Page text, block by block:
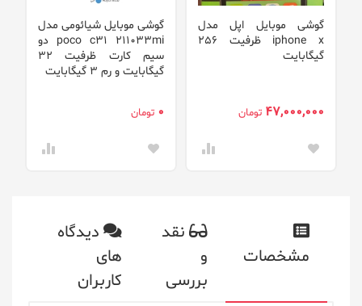
گوشی موبایل اپل مدل
iphone x ظرفیت 256
گیگابایت
47,000,000 تومان
گوشی موبایل شیائومی مدل
poco c31 211033mi دو
سیم‌ کارت ظرفیت 32
گیگابایت و رم 3 گیگابایت
0 تومان
مشخصات
نقد
و
بررسی
دیدگاه
های
کاربران